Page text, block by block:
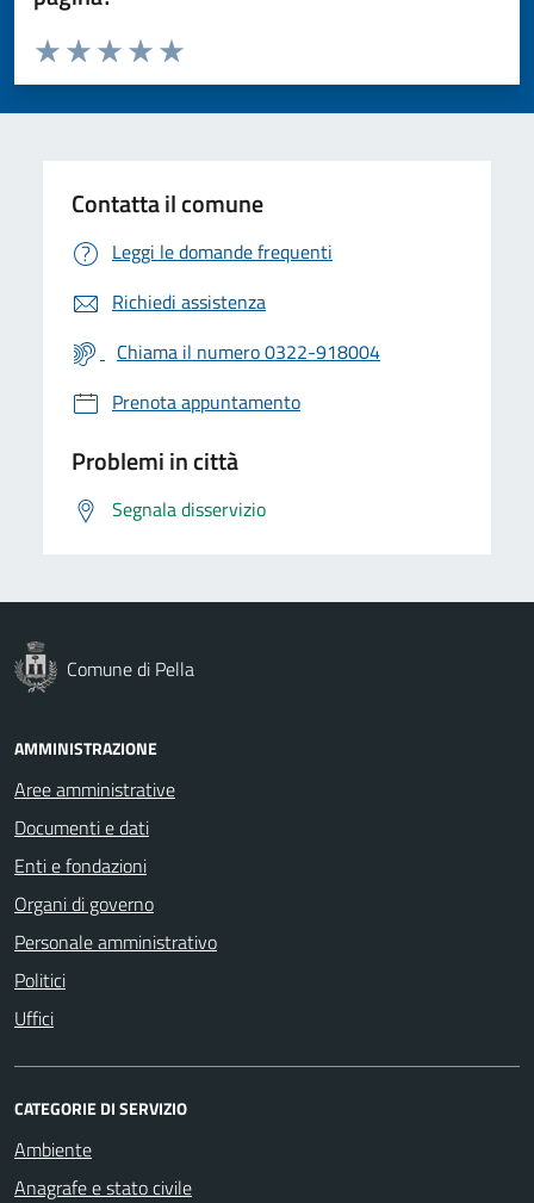
Valuta da 1 a 5 stelle la pagina
Valuta 5 stelle su 5
Valuta 4 stelle su 5
Valuta 3 stelle su 5
Valuta 2 stelle su 5
Valuta 1 stelle su 5
Contatta il comune
Leggi le domande frequenti
Richiedi assistenza
Chiama il numero 0322-918004
Prenota appuntamento
Problemi in città
Segnala disservizio
Comune di Pella
AMMINISTRAZIONE
Aree amministrative
Documenti e dati
Enti e fondazioni
Organi di governo
Personale amministrativo
Politici
Uffici
CATEGORIE DI SERVIZIO
Ambiente
Anagrafe e stato civile